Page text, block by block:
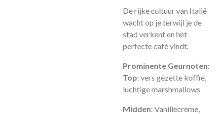
De rijke cultuur van Italië
wacht op je terwijl je de
stad verkent en het
perfecte café vindt.
Prominente Geurnoten:
Top: vers gezette koffie,
luchtige marshmallows
Midden: Vanillecrème,